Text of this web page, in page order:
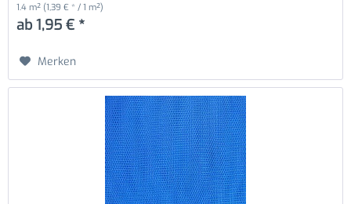
1.4 m² (1,39 € * / 1 m²)
ab 1,95 € *
Merken